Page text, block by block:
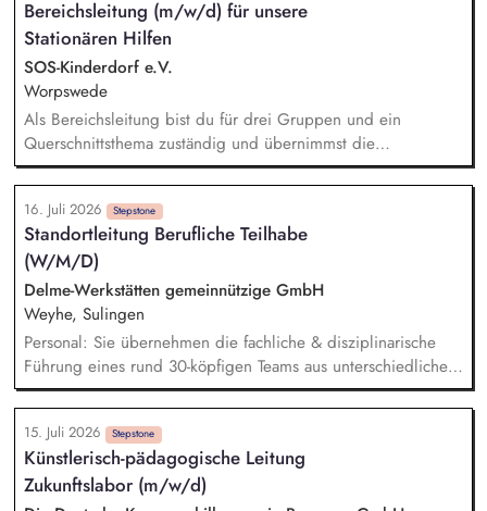
Vorbereitungen für Audits Du kümmerst dich um das
Informations- und Datenmanagement im Bereich Einkauf
Bereichsleitung (m/w/d) für unsere
Stationären Hilfen
SOS-Kinderdorf e.V.
Worpswede
Als Bereichsleitung bist du für drei Gruppen und ein
Querschnittsthema zuständig und übernimmst die
pädagogische, personelle sowie finanzielle Organisation
(Budget und Belegung), Koordination und Steuerung für
familienanaloge Angebote und Wohngruppen. Für die
Kinder und Jugendlichen in deinen Gruppen bist du für die
fall- und ergebnisorientierte Steuerung der pädagogischen
Schlüsselprozesse zuständig und begleitest diese bei ihrer
Entwicklung unter Beachtung des Sorgerechts und des
Herkunftssystems.
16. Juli 2026 Stepstone
Standortleitung Berufliche Teilhabe
(W/M/D)
Delme-Werkstätten gemeinnützige GmbH
Weyhe, Sulingen
Personal: Sie übernehmen die fachliche & disziplinarische
Führung eines rund 30-köpfigen Teams aus unterschiedlichen
Fachrichtungen (Arbeitspädagogik, Handwerk, Technik,
Verwaltung). Vor Ort steuern Sie den Personaleinsatz, führen
Gespräche zu Einstellung & Entwicklung und gestalten die
Zusammenarbeit. Dienstleistung: Arbeit ist der Weg zur
gesellschaftlichen Teilhabe. Aufträge aus der regionalen
15. Juli 2026 Stepstone
Künstlerisch-pädagogische Leitung
Zukunftslabor (m/w/d)